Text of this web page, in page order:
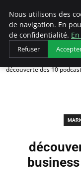
LECFCM
Accueil
Marketing pour
découverte des 10
Nous utilisons des
de navigation. En
de confidentialité.
Refuser